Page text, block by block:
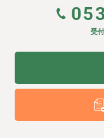
受